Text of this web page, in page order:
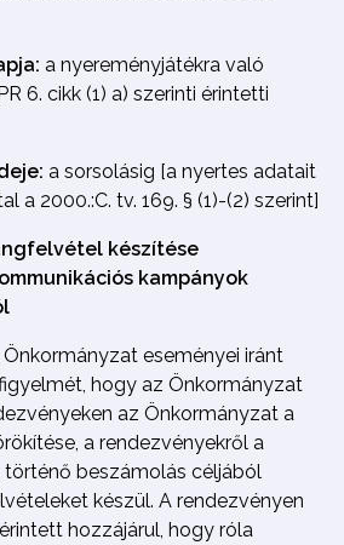
a nyereményjátékra való
6. cikk (1) a) szerinti érintetti
a sorsolásig [a nyertes adatait
a 2000.:C. tv. 169. § (1)-(2) szerint]
készítése
kampányok
Önkormányzat eseményei iránt
hogy az Önkormányzat
az Önkormányzat a
a rendezvényekről a
beszámolás céljából
készül. A rendezvényen
hozzájárul, hogy róla